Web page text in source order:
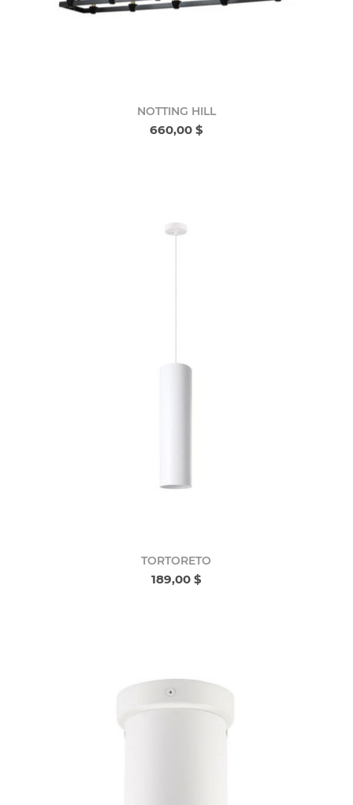
NOTTING HILL
660,00 $
TORTORETO
189,00 $